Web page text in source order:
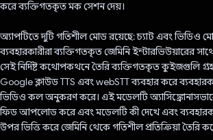
করে ব্যক্তিগতকৃত মক সেশন দেয়।
অ্যাপটিতে দুটি গতিশীল মোড রয়েছে: চ্যাট এবং ভিডিও
ব্যবহারকারীরা ব্যক্তিগতকৃত জেমিনি ইন্টারভিউয়ারের
সেই নির্দিষ্ট কথোপকথনে তৈরি ব্যক্তিগতকৃত কুইজগুলি
Google ক্লাউড TTS এবং webSTT ব্যবহার করে
ভিডিও কল অনুকরণ করে। এই মডেলটি
ফিড আপলোড করে এবং মডেলটি কী দেখে এবং
উপর ভিত্তি করে জেমিনি থেকে গতিশীল প্রতিক্রিয়া তৈরি